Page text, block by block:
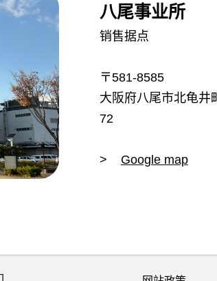
八尾事业所
销售据点
〒581-8585
大阪府八尾市北龟井
72
> Google map